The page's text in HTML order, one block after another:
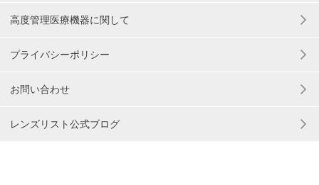
高度管理医療機器に関して
プライバシーポリシー
お問い合わせ
レンズリスト公式ブログ